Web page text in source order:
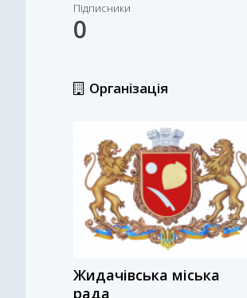
Підписники
0
Організація
Жидачівська міська
рада